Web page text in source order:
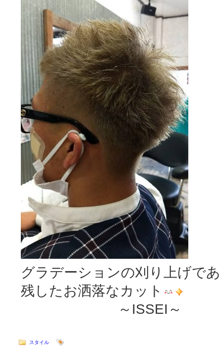
グラデーションの刈り上げで
残したお洒落なカット
～ISSEI～
スタイル